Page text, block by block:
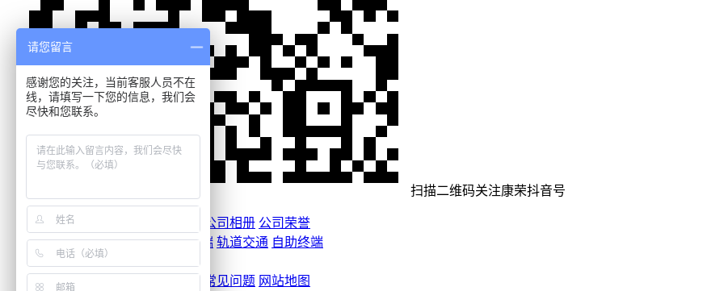
扫描二维码关注康荣抖音号
关于康荣 公司相册 公司荣誉
产品中心 户外广告机 定制终端 轨道交通 自助终端
案例中心 解决方案
新闻中心
常见问题 网站地图
请您留言
感谢您的关注，当前客服人员不在
线，请填写一下您的信息，我们会
尽快和您联系。